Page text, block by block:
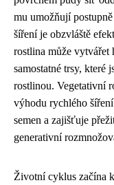
mu umožňují
šíření je obzvláště
rostlina může vytvářet
samostatné trsy, které
rostlinou. Vegetativní
výhodu rychlého
semen a zajišťuje
generativní
Životní cyklus začína